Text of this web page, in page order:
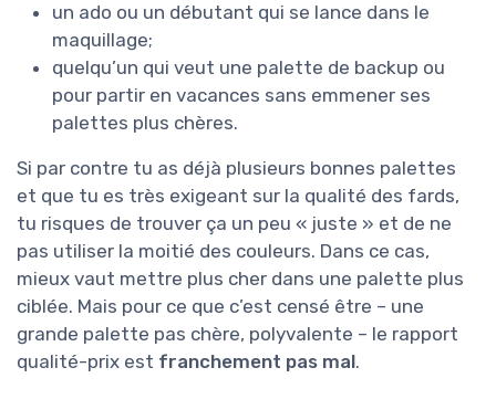
un ado ou un débutant qui se lance dans le
maquillage;
quelqu’un qui veut une palette de backup ou
pour partir en vacances sans emmener ses
palettes plus chères.
Si par contre tu as déjà plusieurs bonnes palettes
et que tu es très exigeant sur la qualité des fards,
tu risques de trouver ça un peu « juste » et de ne
pas utiliser la moitié des couleurs. Dans ce cas,
mieux vaut mettre plus cher dans une palette plus
ciblée. Mais pour ce que c’est censé être – une
grande palette pas chère, polyvalente – le rapport
qualité-prix est franchement pas mal.